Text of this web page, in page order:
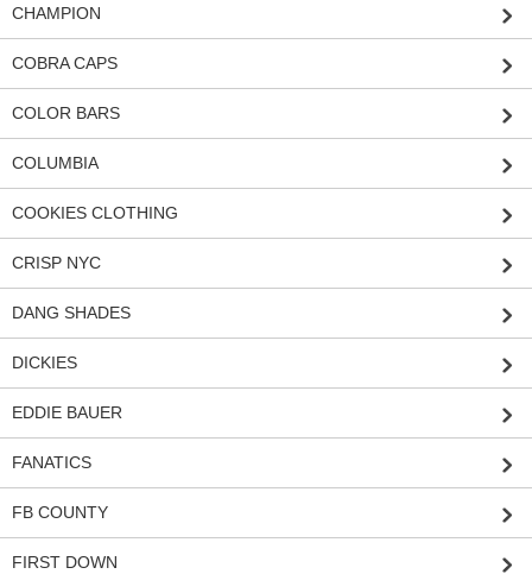
CHAMPION
COBRA CAPS
COLOR BARS
COLUMBIA
COOKIES CLOTHING
CRISP NYC
DANG SHADES
DICKIES
EDDIE BAUER
FANATICS
FB COUNTY
FIRST DOWN